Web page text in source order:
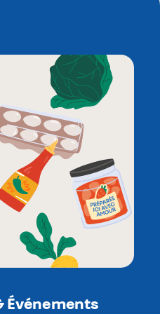
Événements